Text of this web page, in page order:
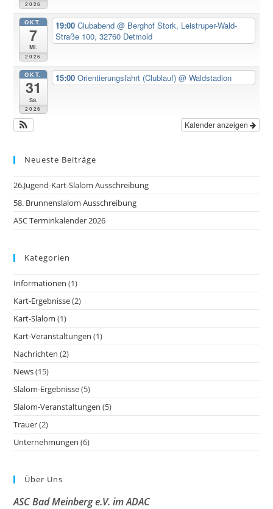
2026
OKT.
7
Mi.
2026
19:00 Clubabend @ Berghof Stork, Leistruper-Wald-
Straße 100, 32760 Detmold
OKT.
31
Sa.
2026
15:00 Orientierungsfahrt (Clublauf) @ Waldstadion
Kalender anzeigen
Neueste Beiträge
26.Jugend-Kart-Slalom Ausschreibung
58. Brunnenslalom Ausschreibung
ASC Terminkalender 2026
Kategorien
Informationen (1)
Kart-Ergebnisse(2)
Kart-Slalom (1)
Kart-Veranstaltungen (1)
Nachrichten (2)
News(15)
Slalom-Ergebnisse(5)
Slalom-Veranstaltungen (5)
Trauer(2)
Unternehmungen (6)
Über Uns
ASC Bad Meinberg e.V. im ADAC